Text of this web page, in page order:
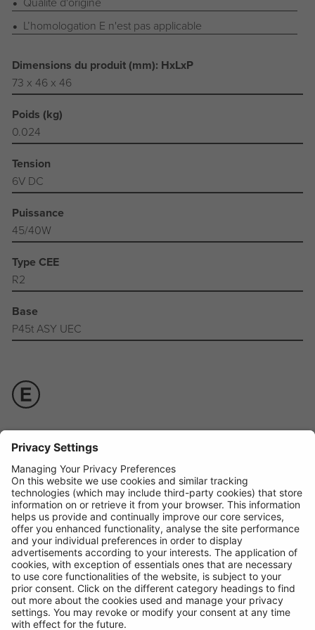
L’homologation E n'est pas applicable
Dimensions du produit (mm): HxLxP
73 x 46 x 46
Poids (kg)
0.024
Tension
6V DC
Puissance
45/40W
Type CEE
R2
Base
P45t ASY UEC
Disponible sous
BOX - SINGLE
Code:R423